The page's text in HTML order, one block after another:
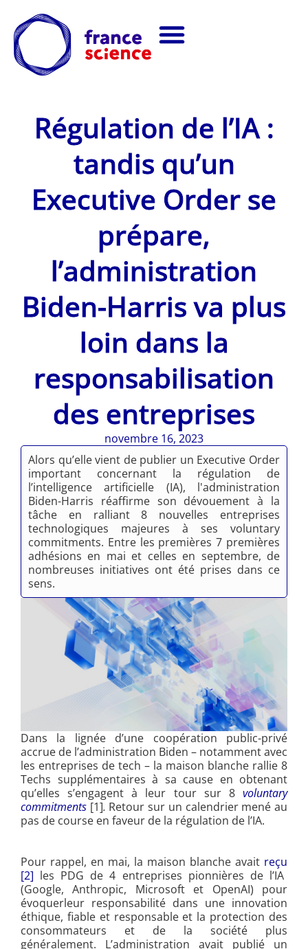
Régulation de l’IA :
tandis qu’un
Executive Order se
prépare,
l’administration
Biden-Harris va plus
loin dans la
responsabilisation
des entreprises
novembre 16, 2023
Alors qu’elle vient de publier un Executive Order
important concernant la régulation de
l’intelligence artificielle (IA), l'administration
Biden-Harris réaffirme son dévouement à la
tâche en ralliant 8 nouvelles entreprises
technologiques majeures à ses voluntary
commitments. Entre les premières 7 premières
adhésions en mai et celles en septembre, de
nombreuses initiatives ont été prises dans ce
sens.
Dans la lignée d’une coopération public-privé
accrue de l’administration Biden – notamment avec
les entreprises de tech – la maison blanche rallie 8
Techs supplémentaires à sa cause en obtenant
qu’elles s’engagent à leur tour sur 8 voluntary
commitments [1]. Retour sur un calendrier mené au
pas de course en faveur de la régulation de l’IA.
Pour rappel, en mai, la maison blanche avait reçu
[2] les PDG de 4 entreprises pionnières de l’IA
(Google, Anthropic, Microsoft et OpenAI) pour
évoquerleur responsabilité dans une innovation
éthique, fiable et responsable et la protection des
consommateurs et de la société plus
généralement. L’administration avait publié un